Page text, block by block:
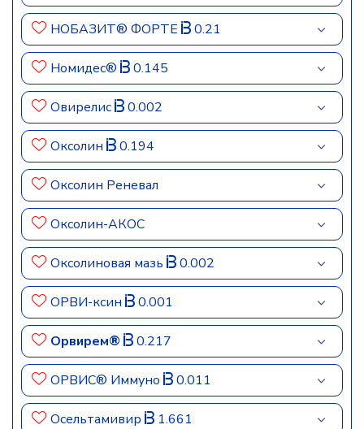
НОБАЗИТ® ФОРТЕ 0.21
Номидес® 0.145
Овирелис 0.002
Оксолин 0.194
Оксолин Реневал
Оксолин-АКОС
Оксолиновая мазь 0.002
ОРВИ-ксин 0.001
Орвирем® 0.217
ОРВИС® Иммуно 0.011
Осельтамивир 1.661